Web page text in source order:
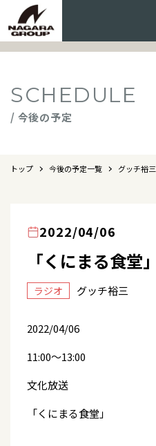
SCHEDULE
/ 今後の予定
トップ 今後の予定一覧 グッチ裕三
2022/04/06
「くにまる食堂」
ラジオ グッチ裕三
2022/04/06
11:00～13:00
文化放送
「くにまる食堂」